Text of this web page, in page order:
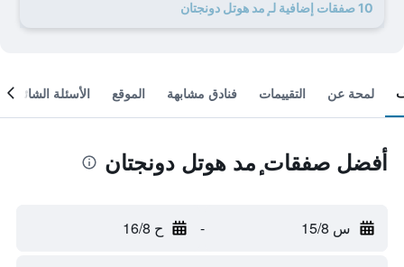
10 صفقات إضافية لـ ٕمد هوتل دونجتان
لمحة عن التقييمات فنادق مشابهة الموقع الأسئلة الشائعة
أفضل صفقات ٕمد هوتل دونجتان
س 15/8 - ح 16/8